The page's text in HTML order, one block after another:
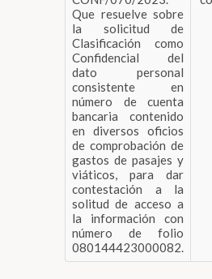
Que resuelve sobre
la solicitud de
Clasificación como
Confidencial del
dato personal
consistente en
número de cuenta
bancaria contenido
en diversos oficios
de comprobación de
gastos de pasajes y
viáticos, para dar
contestación a la
solitud de acceso a
la información con
número de folio
080144423000082.